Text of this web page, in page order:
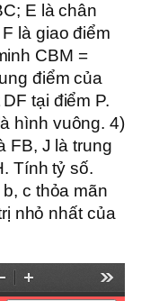
E là chân
là giao điểm
CBM =
điểm của
tại điểm P.
hình vuông. 4)
FB, J là trung
Tính tỷ số.
c thỏa mãn
nhỏ nhất của